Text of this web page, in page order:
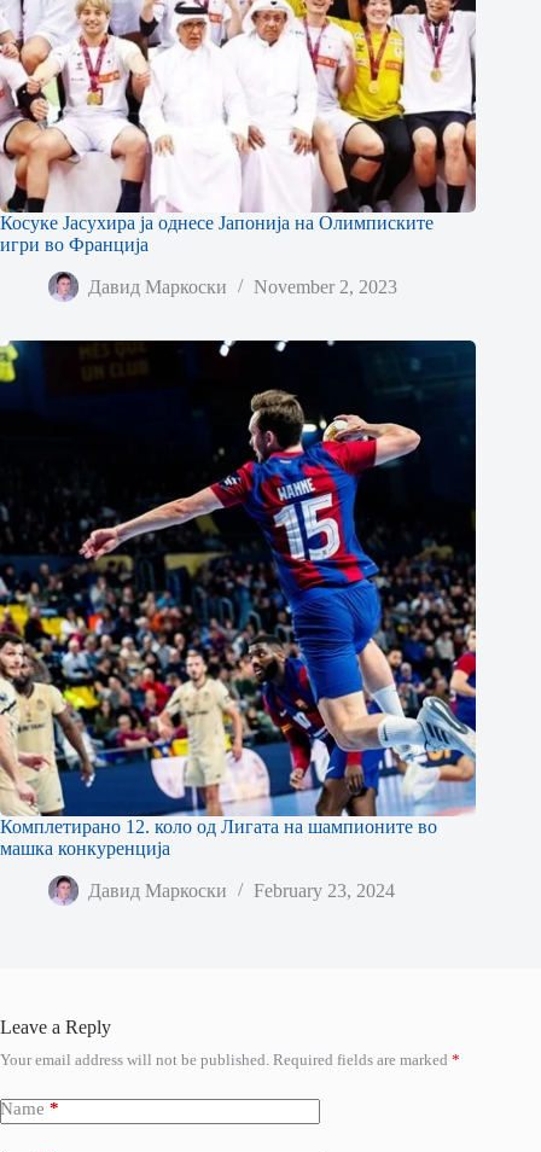
Косуке Јасухира ја однесе Јапонија на Олимписките
игри во Франција
Давид Маркоски November 2, 2023
Комплетирано 12. коло од Лигата на шампионите во
машка конкуренција
Давид Маркоски February 23, 2024
Leave a Reply
Your email address will not be published. Required fields are marked *
Name *